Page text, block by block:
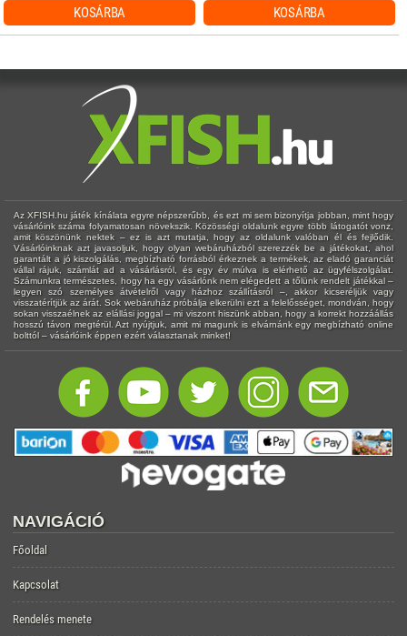
KOSÁRBA KOSÁRBA
Az XFISH.hu játék kínálata egyre népszerűbb, és ezt mi sem bizonyítja jobban, mint hogy
vásárlóink száma folyamatosan növekszik. Közösségi oldalunk egyre több látogatót vonz,
amit köszönünk nektek – ez is azt mutatja, hogy az oldalunk valóban él és fejlődik.
Vásárlóinknak azt javasoljuk, hogy olyan webáruházból szerezzék be a játékokat, ahol
garantált a jó kiszolgálás, megbízható forrásból érkeznek a termékek, az eladó garanciát
vállal rájuk, számlát ad a vásárlásról, és egy év múlva is elérhető az ügyfélszolgálat.
Számunkra természetes, hogy ha egy vásárlónk nem elégedett a tőlünk rendelt játékkal –
legyen szó személyes átvételről vagy házhoz szállításról –, akkor kicseréljük vagy
visszatérítjük az árát. Sok webáruház próbálja elkerülni ezt a felelősséget, mondván, hogy
sokan visszaélnek az elállási joggal – mi viszont hiszünk abban, hogy a korrekt hozzáállás
hosszú távon megtérül. Azt nyújtjuk, amit mi magunk is elvárnánk egy megbízható online
bolttól – vásárlóink éppen ezért választanak minket!
NAVIGÁCIÓ
Főoldal
Kapcsolat
Rendelés menete